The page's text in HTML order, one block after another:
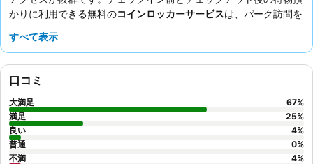
かりに利用できる無料のコインロッカーサービスは、パーク訪問を
で親切なスタッフ
クエストすることを検討してください。
すべて表示
口コミ
大満足 67%
満足
25%
良い
4%
普通
0%
不満
4%